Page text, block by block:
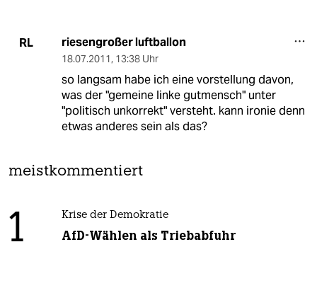
RL riesengroßer luftballon
18.07.2011, 13:38 Uhr
so langsam habe ich eine vorstellung davon,
was der "gemeine linke gutmensch" unter
"politisch unkorrekt" versteht. kann ironie denn
etwas anderes sein als das?
meistkommentiert
1 Krise der Demokratie
AfD-Wählen als Triebabfuhr